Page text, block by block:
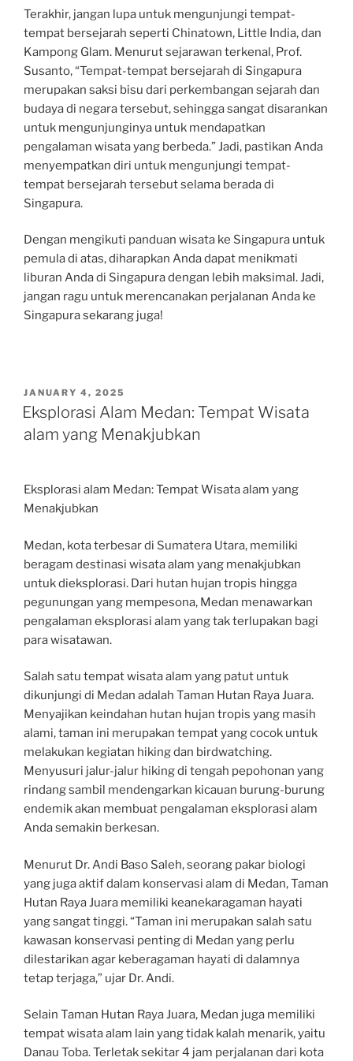
Terakhir, jangan lupa untuk mengunjungi tempat-
tempat bersejarah seperti Chinatown, Little India, dan
Kampong Glam. Menurut sejarawan terkenal, Prof.
Susanto, “Tempat-tempat bersejarah di Singapura
merupakan saksi bisu dari perkembangan sejarah dan
budaya di negara tersebut, sehingga sangat disarankan
untuk mengunjunginya untuk mendapatkan
pengalaman wisata yang berbeda.” Jadi, pastikan Anda
menyempatkan diri untuk mengunjungi tempat-
tempat bersejarah tersebut selama berada di
Singapura.
Dengan mengikuti panduan wisata ke Singapura untuk
pemula di atas, diharapkan Anda dapat menikmati
liburan Anda di Singapura dengan lebih maksimal. Jadi,
jangan ragu untuk merencanakan perjalanan Anda ke
Singapura sekarang juga!
POSTED
ON
JANUARY 4, 2025
Eksplorasi Alam Medan: Tempat Wisata
alam yang Menakjubkan
Eksplorasi alam Medan: Tempat Wisata alam yang
Menakjubkan
Medan, kota terbesar di Sumatera Utara, memiliki
beragam destinasi wisata alam yang menakjubkan
untuk dieksplorasi. Dari hutan hujan tropis hingga
pegunungan yang mempesona, Medan menawarkan
pengalaman eksplorasi alam yang tak terlupakan bagi
para wisatawan.
Salah satu tempat wisata alam yang patut untuk
dikunjungi di Medan adalah Taman Hutan Raya Juara.
Menyajikan keindahan hutan hujan tropis yang masih
alami, taman ini merupakan tempat yang cocok untuk
melakukan kegiatan hiking dan birdwatching.
Menyusuri jalur-jalur hiking di tengah pepohonan yang
rindang sambil mendengarkan kicauan burung-burung
endemik akan membuat pengalaman eksplorasi alam
Anda semakin berkesan.
Menurut Dr. Andi Baso Saleh, seorang pakar biologi
yang juga aktif dalam konservasi alam di Medan, Taman
Hutan Raya Juara memiliki keanekaragaman hayati
yang sangat tinggi. “Taman ini merupakan salah satu
kawasan konservasi penting di Medan yang perlu
dilestarikan agar keberagaman hayati di dalamnya
tetap terjaga,” ujar Dr. Andi.
Selain Taman Hutan Raya Juara, Medan juga memiliki
tempat wisata alam lain yang tidak kalah menarik, yaitu
Danau Toba. Terletak sekitar 4 jam perjalanan dari kota